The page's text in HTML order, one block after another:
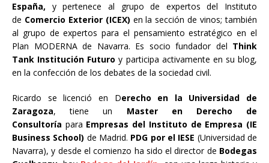
España, y pertenece al grupo de expertos del Instituto
de Comercio Exterior (ICEX) en la sección de vinos; también
al grupo de expertos para el pensamiento estratégico en el
Plan MODERNA de Navarra. Es socio fundador del Think
Tank Institución Futuro y participa activamente en su blog,
en la confección de los debates de la sociedad civil.
Ricardo se licenció en Derecho en la Universidad de
Zaragoza, tiene un Master en Derecho de
Consultoría para Empresas del Instituto de Empresa (IE
Business School) de Madrid. PDG por el IESE (Universidad de
Navarra), y desde el comienzo ha sido el director de Bodegas